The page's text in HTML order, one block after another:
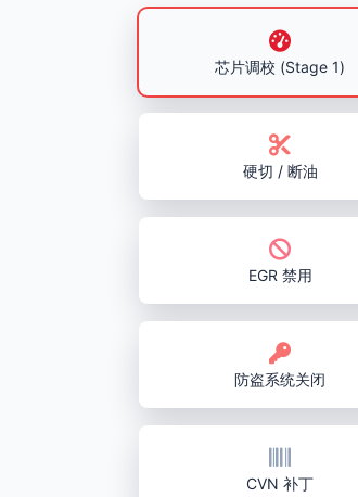
芯片调校 (Stage 1)
硬切 / 断油
EGR 禁用
防盗系统关闭
CVN 补丁